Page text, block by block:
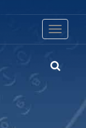
Toggle